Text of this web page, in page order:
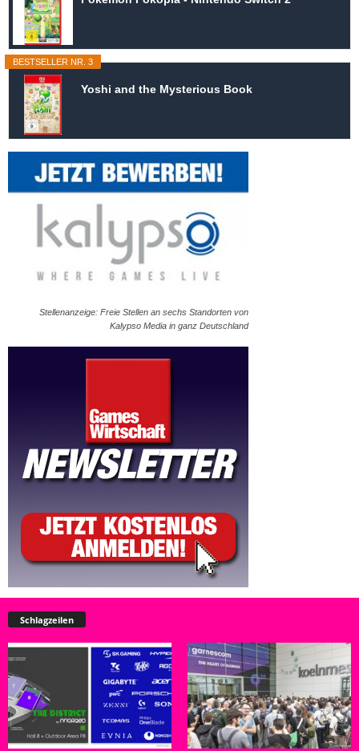
BESTSELLER NR. 3
Yoshi and the Mysterious Book
Stellenanzeige: Freie Stellen an sechs Standorten von
Kalypso Media in ganz Deutschland
Schlagzeilen